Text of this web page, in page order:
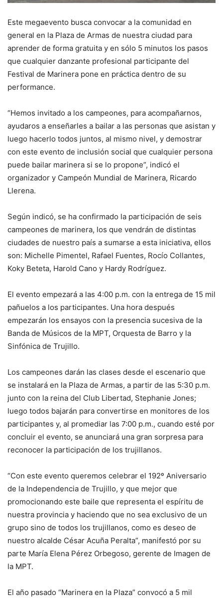
Este megaevento busca convocar a la comunidad en
general en la Plaza de Armas de nuestra ciudad para
aprender de forma gratuita y en sólo 5 minutos los pasos
que cualquier danzante profesional participante del
Festival de Marinera pone en práctica dentro de su
performance.
“Hemos invitado a los campeones, para acompañarnos,
ayudaros a enseñarles a bailar a las personas que asistan y
luego hacerlo todos juntos, al mismo nivel, y demostrar
con este evento de inclusión social que cualquier persona
puede bailar marinera si se lo propone”, indicó el
organizador y Campeón Mundial de Marinera, Ricardo
Llerena.
Según indicó, se ha confirmado la participación de seis
campeones de marinera, los que vendrán de distintas
ciudades de nuestro país a sumarse a esta iniciativa, ellos
son: Michelle Pimentel, Rafael Fuentes, Rocío Collantes,
Koky Beteta, Harold Cano y Hardy Rodríguez.
El evento empezará a las 4:00 p.m. con la entrega de 15 mil
pañuelos a los participantes. Una hora después
empezarán los ensayos con la presencia sucesiva de la
Banda de Músicos de la MPT, Orquesta de Barro y la
Sinfónica de Trujillo.
Los campeones darán las clases desde el escenario que
se instalará en la Plaza de Armas, a partir de las 5:30 p.m.
junto con la reina del Club Libertad, Stephanie Jones;
luego todos bajarán para convertirse en monitores de los
participantes y, al promediar las 7:00 p.m., cuando esté por
concluir el evento, se anunciará una gran sorpresa para
reconocer la participación de los trujillanos.
“Con este evento queremos celebrar el 192º Aniversario
de la Independencia de Trujillo, y que mejor que
promocionando este baile que representa el espíritu de
nuestra provincia y haciendo que no sea exclusivo de un
grupo sino de todos los trujillanos, como es deseo de
nuestro alcalde César Acuña Peralta”, manifestó por su
parte María Elena Pérez Orbegoso, gerente de Imagen de
la MPT.
El año pasado “Marinera en la Plaza” convocó a 5 mil